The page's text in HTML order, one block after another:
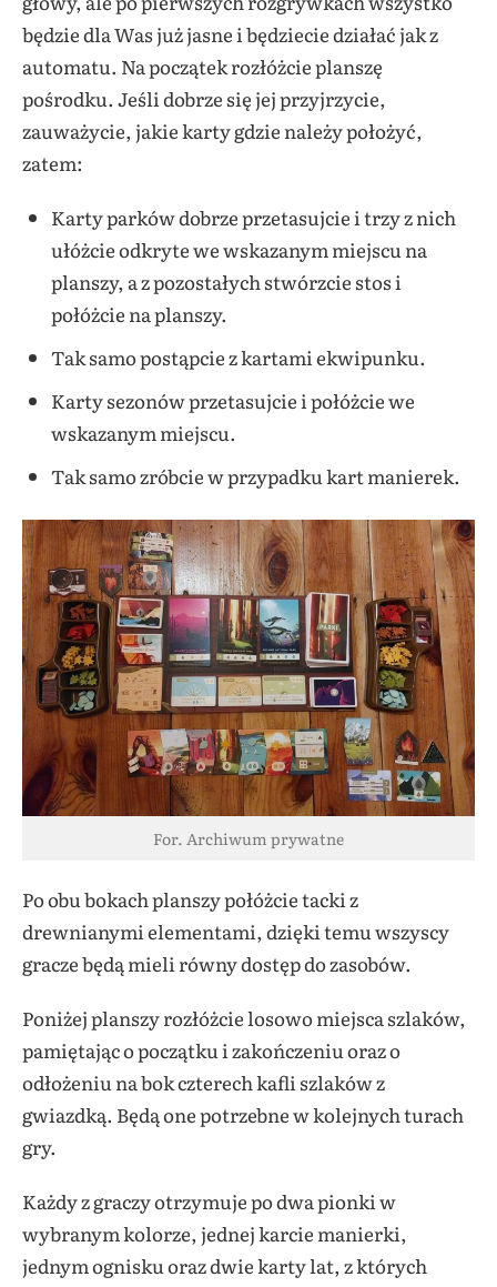
będzie dla Was już jasne i będziecie działać jak z
automatu. Na początek rozłóżcie planszę
pośrodku. Jeśli dobrze się jej przyjrzycie,
zauważycie, jakie karty gdzie należy położyć,
zatem:
Karty parków dobrze przetasujcie i trzy z nich
ułóżcie odkryte we wskazanym miejscu na
planszy, a z pozostałych stwórzcie stos i
połóżcie na planszy.
Tak samo postąpcie z kartami ekwipunku.
Karty sezonów przetasujcie i połóżcie we
wskazanym miejscu.
Tak samo zróbcie w przypadku kart manierek.
For. Archiwum prywatne
Po obu bokach planszy połóżcie tacki z
drewnianymi elementami, dzięki temu wszyscy
gracze będą mieli równy dostęp do zasobów.
Poniżej planszy rozłóżcie losowo miejsca szlaków,
pamiętając o początku i zakończeniu oraz o
odłożeniu na bok czterech kafli szlaków z
gwiazdką. Będą one potrzebne w kolejnych turach
gry.
Każdy z graczy otrzymuje po dwa pionki w
wybranym kolorze, jednej karcie manierki,
jednym ognisku oraz dwie karty lat, z których